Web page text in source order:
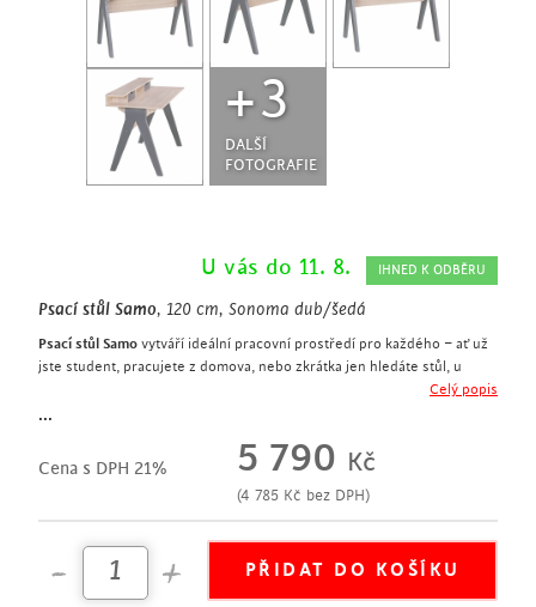
+3
DALŠÍ
FOTOGRAFIE
U vás do 11. 8. IHNED K ODBĚRU
Psací stůl Samo, 120 cm, Sonoma dub/šedá
Psací stůl Samo vytváří ideální pracovní prostředí pro každého – ať už
jste student, pracujete z domova, nebo zkrátka jen hledáte stůl, u
kancelářskou
dostatku úložného prostoru.
Šedá barva zásuvek a nohou stolu krásně ladí s dekorem dubu Sonoma
a podtrhuje jeho světlou barvu a výraznou strukturu dřeva.
designový psací stůl v dekoru dubu Sonoma
šířka 120 cm
2 zásuvky lze umístit libovolně do tří přihrádek
zásuvky mají zespodu plstěné podložky, které při vysouvání
...
Celý popis
Cena s DPH 21% 5 790 Kč
(4 785 Kč bez DPH)